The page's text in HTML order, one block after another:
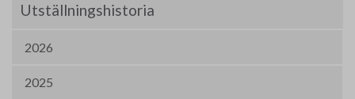
Utställningshistoria
2026
2025